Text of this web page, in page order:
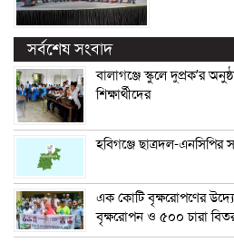
সর্বশেষ সংবাদ
বালাগঞ্জে স্কুলে দুপ্রক’র
শিক্ষার্থীদের
হবিগঞ্জে ছাত্রদল-এনসিপির
এক কোটি বৃক্ষরোপণের
বৃক্ষরোপন ও ৫০০ চারা